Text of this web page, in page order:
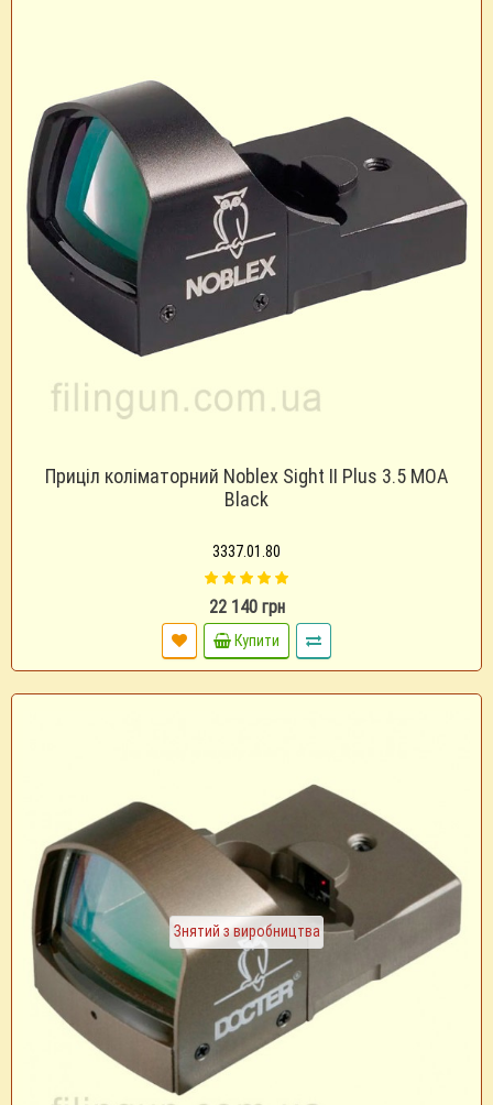
Приціл коліматорний Noblex Sight II Plus 3.5 MOA
Black
3337.01.80
22 140 грн
Купити
Знятий з виробництва